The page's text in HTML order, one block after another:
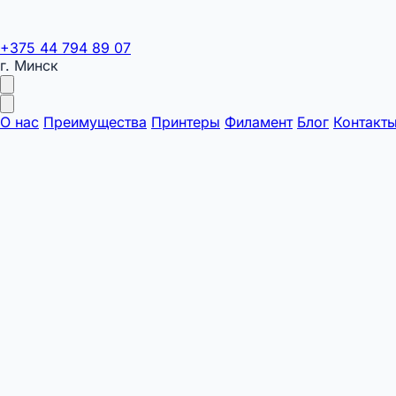
+375 44 794 89 07
г. Минск
О нас Преимущества Принтеры Филамент Блог